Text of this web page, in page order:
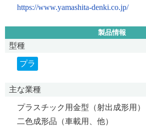
https://www.yamashita-denki.co.jp/
製品情報
型種
プラ
主な業種
プラスチック用金型（射出成形用）
二色成形品（車載用、他）